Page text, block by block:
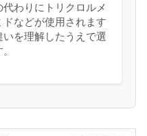
わりにトリクロルメ
などが使用されます
を理解したうえで選